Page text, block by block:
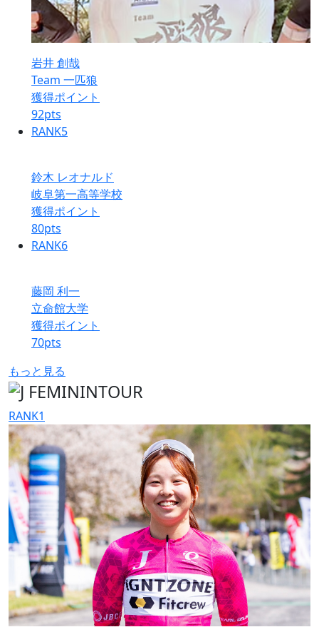
岩井 創哉
Team 一匹狼
獲得ポイント
92pts
RANK5
鈴木 レオナルド
岐阜第一高等学校
獲得ポイント
80pts
RANK6
藤岡 利一
立命館大学
獲得ポイント
70pts
もっと見る
RANK1